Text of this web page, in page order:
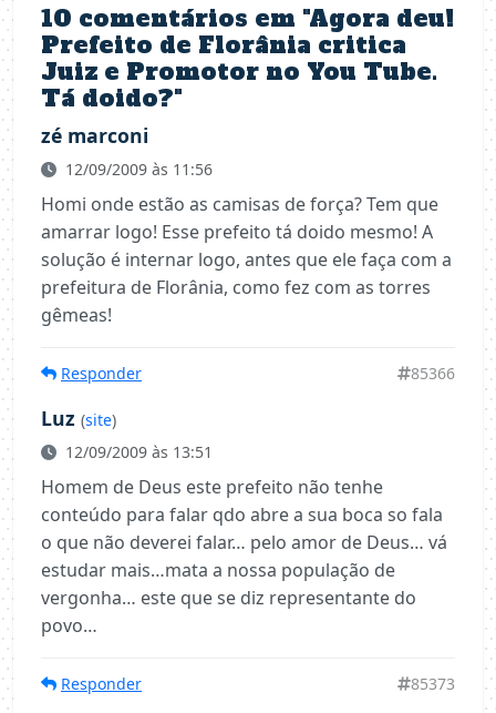
10 comentários em "Agora deu!
Prefeito de Florânia critica
Juiz e Promotor no You Tube.
Tá doido?"
zé marconi
12/09/2009 às 11:56
Homi onde estão as camisas de força? Tem que
amarrar logo! Esse prefeito tá doido mesmo! A
solução é internar logo, antes que ele faça com a
prefeitura de Florânia, como fez com as torres
gêmeas!
Responder 85366
Luz (site)
12/09/2009 às 13:51
Homem de Deus este prefeito não tenhe
conteúdo para falar qdo abre a sua boca so fala
o que não deverei falar… pelo amor de Deus… vá
estudar mais…mata a nossa população de
vergonha… este que se diz representante do
povo…
Responder 85373